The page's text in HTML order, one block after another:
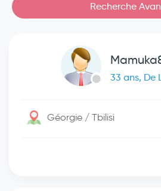
Recherche
33 ans, De
Géorgie / Tbilisi